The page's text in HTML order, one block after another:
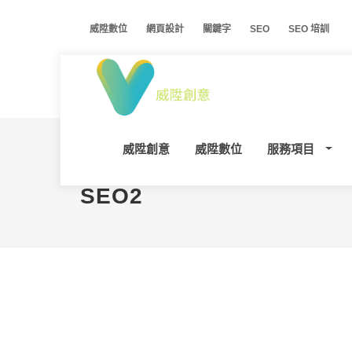
威陞數位 網頁設計 關鍵字 SEO SEO 培訓
威陞創意 威陞數位 服務項目
SEO2